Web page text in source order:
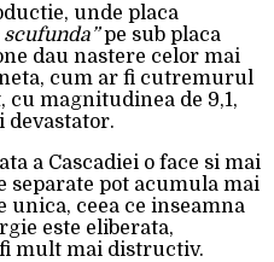
unde placa
scufunda”pe sub placa
dau nastere celor mai
cum ar fi cutremurul
cu magnitudinea de 9,1,
devastator.
a Cascadiei o face si mai
separate pot acumula mai
ceea ce inseamna
este eliberata,
mult mai distructiv.